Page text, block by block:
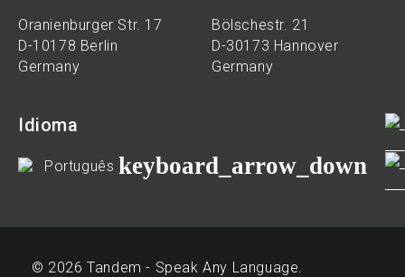
Oranienburger Str. 17
D-10178 Berlin
Germany
Bölschestr. 21
D-30173 Hannover
Germany
Idioma
Português keyboard_arrow_down
© 2026 Tandem - Speak Any Language.